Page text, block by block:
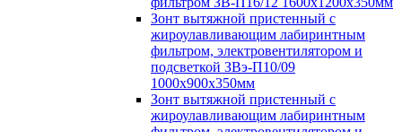
Зонт вытяжной пристенный с
жироулавливающим лабиринтным
фильтром, электровентилятором и
подсветкой ЗВэ-П10/09
1000х900х350мм
Зонт вытяжной пристенный с
жироулавливающим лабиринтным